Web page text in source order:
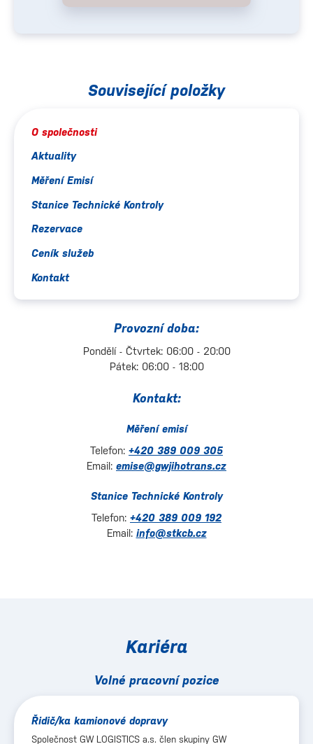
Související položky
O společnosti
Aktuality
Měření Emisí
Stanice Technické Kontroly
Rezervace
Ceník služeb
Kontakt
Provozní doba:
Pondělí - Čtvrtek: 06:00 - 20:00
Pátek: 06:00 - 18:00
Kontakt:
Měření emisí
Telefon: +420 389 009 305
Email: emise@gwjihotrans.cz
Stanice Technické Kontroly
Telefon: +420 389 009 192
Email: info@stkcb.cz
Kariéra
Volné pracovní pozice
Řidič/ka kamionové dopravy
Společnost GW LOGISTICS a.s. člen skupiny GW